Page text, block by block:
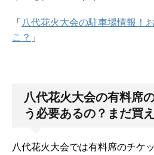
「八代花火大会の駐車場情報！
こ？ 」
八代花火大会の有料席
う必要あるの？まだ買
八代花火大会では有料席のチケ